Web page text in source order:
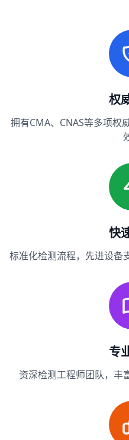
权
拥有CMA、CNAS等多项权
快
标准化检测流程，先进设备
专
资深检测工程师团队，丰